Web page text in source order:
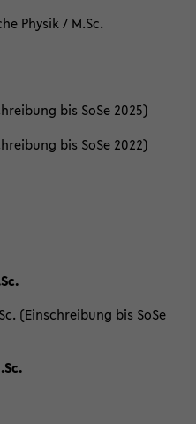
Physik / M.Sc.
bis SoSe 2025)
bis SoSe 2022)
(Einschreibung bis SoSe